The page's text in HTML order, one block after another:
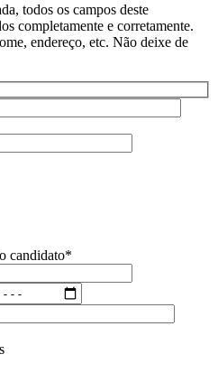
todos os campos deste
completamente e corretamente.
endereço, etc. Não deixe de
candidato*